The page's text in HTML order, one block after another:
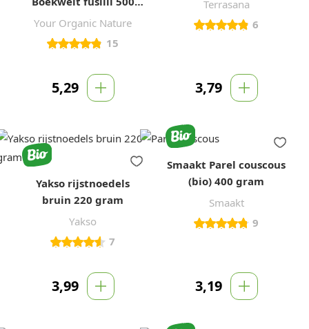
gram
Your Organic Nature
15
5,29
Terrasana
6
3,79
Yakso rijstnoedels
bruin 220 gram
Yakso
7
3,99
Smaakt Parel couscous
(bio) 400 gram
Smaakt
9
3,19